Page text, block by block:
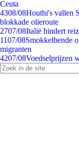
Ceuta
4308/08Houthi's vallen
blokkade olieroute
2707/08Italië hindert
1107/08Smokkelbende
migranten
4207/08Voedselprijzen